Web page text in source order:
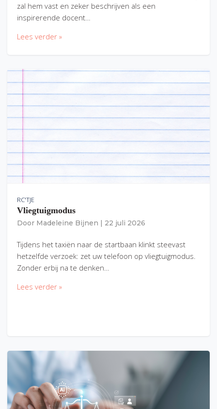
zal hem vast en zeker beschrijven als een
inspirerende docent…
Lees verder »
RC'TJE
Vliegtuigmodus
Door Madeleine Bijnen 22 juli 2026
Tijdens het taxiën naar de startbaan klinkt steevast
hetzelfde verzoek: zet uw telefoon op vliegtuigmodus.
Zonder erbij na te denken…
Lees verder »